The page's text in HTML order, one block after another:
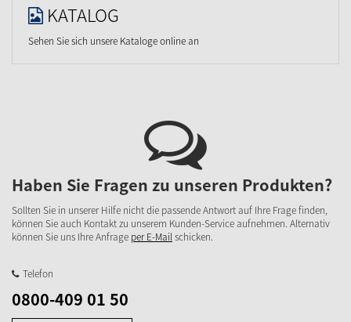
KATALOG
Sehen Sie sich unsere Kataloge online an
Haben Sie Fragen zu unseren Produkten?
Sollten Sie in unserer Hilfe nicht die passende Antwort auf Ihre Frage finden,
können Sie auch Kontakt zu unserem Kunden-Service aufnehmen. Alternativ
können Sie uns Ihre Anfrage per E-Mailschicken.
Telefon
0800-409 01 50